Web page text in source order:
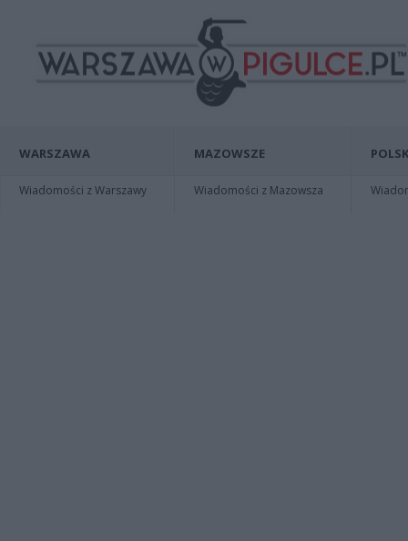
WARSZAWA
Wiadomości z Warszawy
MAZOWSZE
Wiadomości z Mazowsza